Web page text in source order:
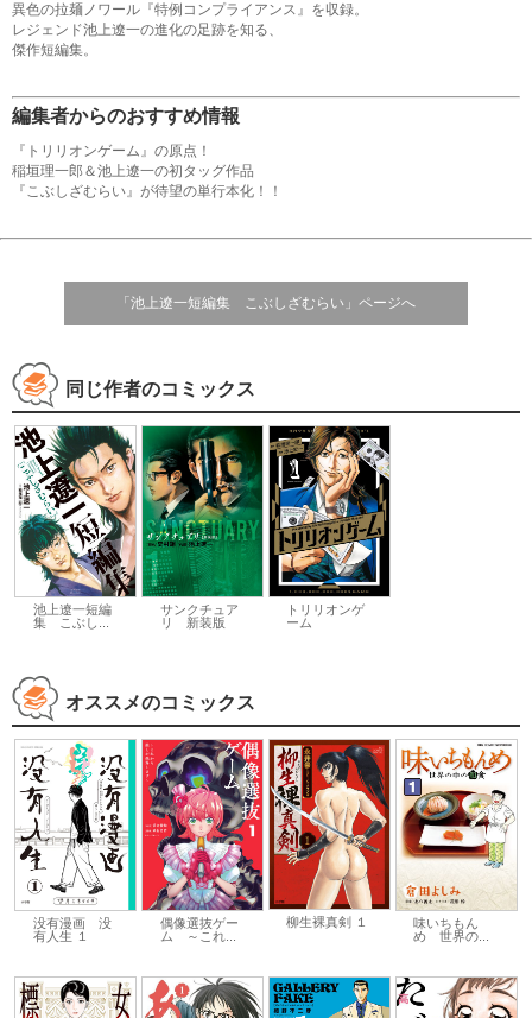
異色の拉麺ノワール『特例コンプライアンス』を収録。
レジェンド池上遼一の進化の足跡を知る、
傑作短編集。
編集者からのおすすめ情報
『トリリオンゲーム』の原点！
稲垣理一郎＆池上遼一の初タッグ作品
『こぶしざむらい』が待望の単行本化！！
「池上遼一短編集 こぶしざむらい」ページへ
同じ作者のコミックス
池上遼一短編
集 こぶし...
サンクチュア
リ 新装版
トリリオンゲ
ーム
オススメのコミックス
没有漫画 没
有人生 １
偶像選抜ゲー
ム ～これ...
柳生裸真剣 １
味いちもん
め 世界の...